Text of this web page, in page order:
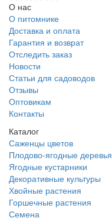
О нас
О питомнике
Доставка и оплата
Гарантия и возврат
Отследить заказ
Новости
Статьи для садоводов
Отзывы
Оптовикам
Контакты
Каталог
Саженцы цветов
Плодово-ягодные деревья
Ягодные кустарники
Декоративные культуры
Хвойные растения
Горшечные растения
Семена